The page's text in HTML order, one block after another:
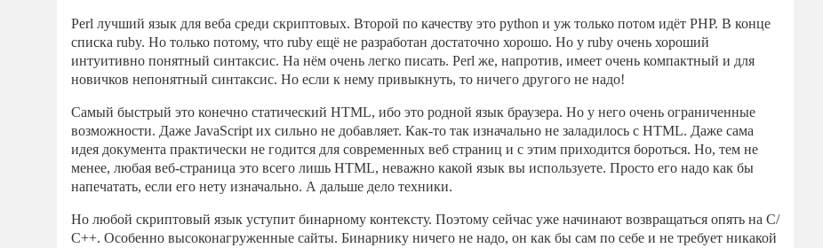
Perl лучший язык для веба среди скриптовых. Второй по качеству это python и уж только потом идёт PHP. В конце
списка ruby. Но только потому, что ruby ещё не разработан достаточно хорошо. Но у ruby очень хороший
интуитивно понятный синтаксис. На нём очень легко писать. Perl же, напротив, имеет очень компактный и для
новичков непонятный синтаксис. Но если к нему привыкнуть, то ничего другого не надо!
Самый быстрый это конечно статический HTML, ибо это родной язык браузера. Но у него очень ограниченные
возможности. Даже JavaScript их сильно не добавляет. Как-то так изначально не заладилось с HTML. Даже сама
идея документа практически не годится для современных веб страниц и с этим приходится бороться. Но, тем не
менее, любая веб-страница это всего лишь HTML, неважно какой язык вы используете. Просто его надо как бы
напечатать, если его нету изначально. А дальше дело техники.
Но любой скриптовый язык уступит бинарному контексту. Поэтому сейчас уже начинают возвращаться опять на С/
С++. Особенно высоконагруженные сайты. Бинарнику ничего не надо, он как бы сам по себе и не требует никакой